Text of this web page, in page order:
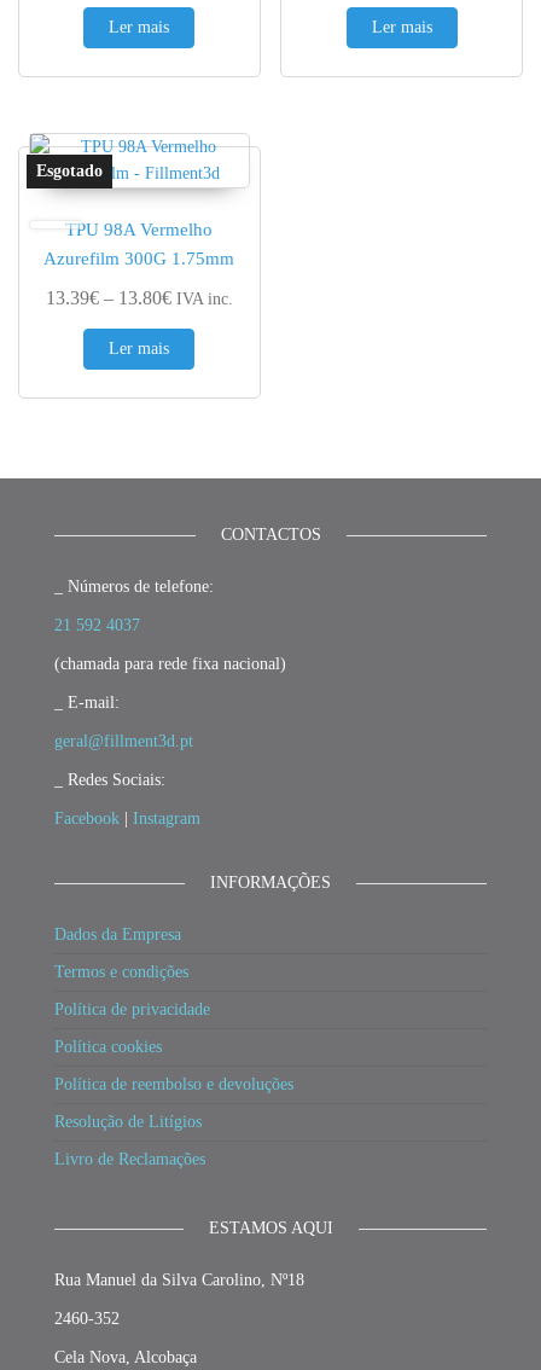
Ler mais Ler mais
TPU 98A Vermelho
Azurefilm 300G 1.75mm
13.39€ – 13.80€Price range: 13.39€ through 13.80€
IVA inc.
Ler mais
CONTACTOS
_ Números de telefone:
21 592 4037
(chamada para rede fixa nacional)
_ E-mail:
geral@fillment3d.pt
_ Redes Sociais:
Facebook Instagram
INFORMAÇÕES
Dados da Empresa
Termos e condições
Política de privacidade
Política cookies
Política de reembolso e devoluções
Resolução de Litígios
Livro de Reclamações
ESTAMOS AQUI
Rua Manuel da Silva Carolino, Nº18
2460-352
Cela Nova, Alcobaça